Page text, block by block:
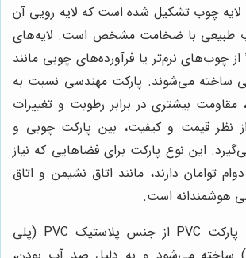
لایه چوب تشکیل شده است که لایه رویی آن
طبیعی با ضخامت مشخص است. لایه‌های
از چوب‌های نرم‌تر یا فرآورده‌های چوبی مانند
ساخته می‌شوند. پارکت مهندسی نسبت به
مقاومت بیشتری در برابر رطوبت و تغییرات
نظر قیمت و کیفیت، بین پارکت چوبی و
این نوع پارکت برای فضاهایی که نیاز
توامان دارند، مانند اتاق نشیمن و اتاق
هوشمندانه است.
پارکت PVC از جنس پلاستیک PVC (پلی